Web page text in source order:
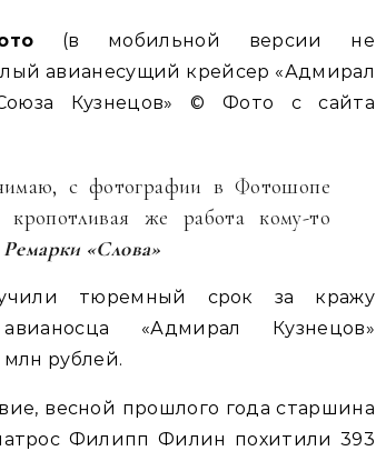
(в мобильной версии не
авианесущий крейсер «Адмирал
Кузнецов» © Фото с сайта
с фотографии в Фотошопе
же работа кому-то
Ремарки «Слова»
тюремный срок за кражу
«Адмирал Кузнецов»
рублей.
весной прошлого года старшина
Филипп Филин похитили 393